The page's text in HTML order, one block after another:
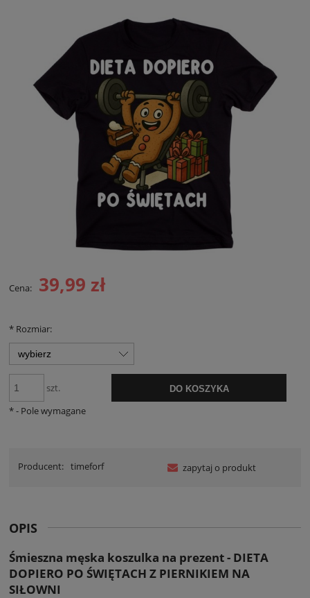
Cena: 39,99 zł
* Rozmiar:
szt. DO KOSZYKA
*- Pole wymagane
Producent: timeforf zapytaj o produkt
OPIS
Śmieszna męska koszulka na prezent - DIETA
DOPIERO PO ŚWIĘTACH Z PIERNIKIEM NA
SIŁOWNI